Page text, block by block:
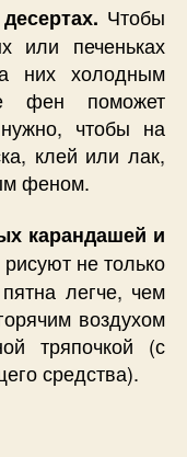
Чтобы
или печеньках
них холодным
фен поможет
чтобы на
клей или лак,
феном.
карандашей и
не только
легче, чем
воздухом
тряпочкой (с
средства).